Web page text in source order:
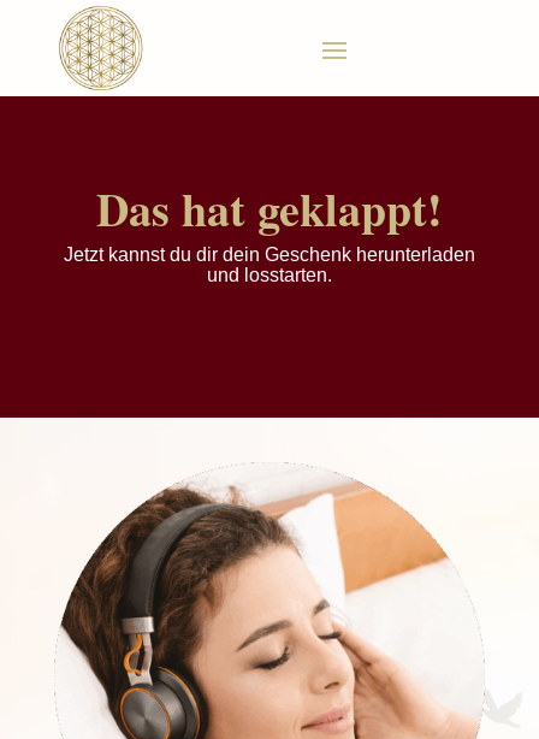
Das hat geklappt!
Jetzt kannst du dir dein Geschenk herunterladen
und losstarten.